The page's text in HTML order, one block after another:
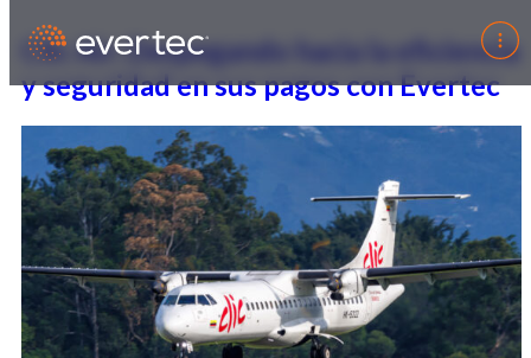
Clic Air: Despegando hacia la eficiencia
y seguridad en sus pagos con Evertec